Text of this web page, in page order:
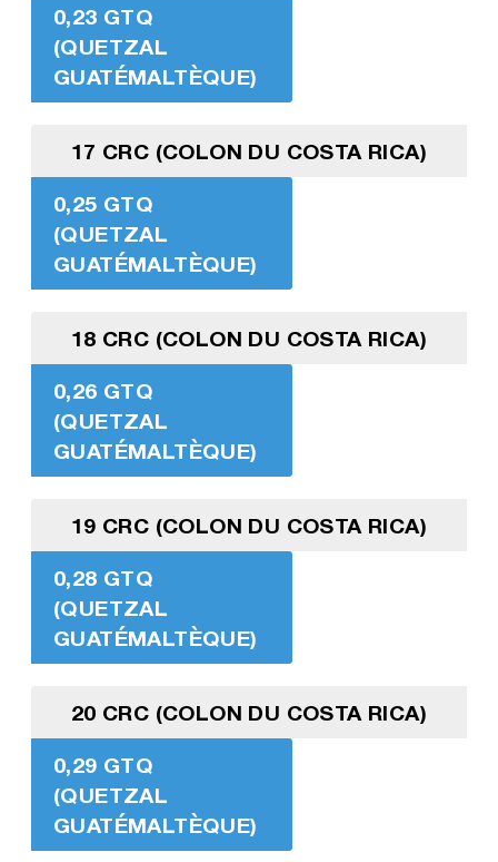
0,23 GTQ
(QUETZAL
GUATÉMALTÈQUE)
17 CRC (COLON DU COSTA RICA)
0,25 GTQ
(QUETZAL
GUATÉMALTÈQUE)
18 CRC (COLON DU COSTA RICA)
0,26 GTQ
(QUETZAL
GUATÉMALTÈQUE)
19 CRC (COLON DU COSTA RICA)
0,28 GTQ
(QUETZAL
GUATÉMALTÈQUE)
20 CRC (COLON DU COSTA RICA)
0,29 GTQ
(QUETZAL
GUATÉMALTÈQUE)